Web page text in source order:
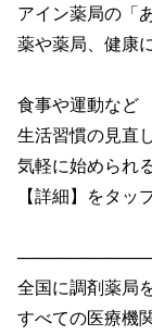
アイン薬局の「
薬や薬局、健康
食事や運動など
生活習慣の見直
気軽に始められ
【詳細】をタ
全国に調剤薬局
すべての医療機